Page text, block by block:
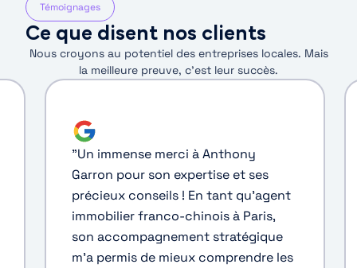
Témoignages
Ce que disent nos clients
Nous croyons au potentiel des entreprises locales. Mais
la meilleure preuve, c’est leur succès.
"Un immense merci à Anthony
Garron pour son expertise et ses
précieux conseils ! En tant qu'agent
immobilier franco-chinois à Paris,
son accompagnement stratégique
m'a permis de mieux comprendre les